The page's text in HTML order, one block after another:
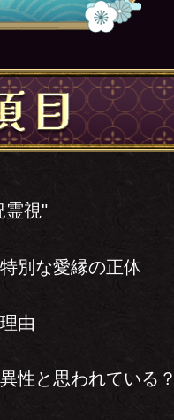
霊視"
別な愛縁の正体
由
性と思われている